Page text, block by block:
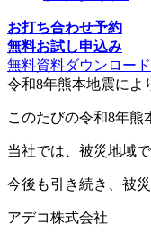
お打ち合わせ予約
無料お試し申込み
無料資料ダウンロード
令和8年熊本地震によ
このたびの令和8年熊
当社では、被災地域
今後も引き続き、被
アデコ株式会社